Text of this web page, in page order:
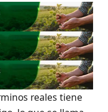
reales tiene